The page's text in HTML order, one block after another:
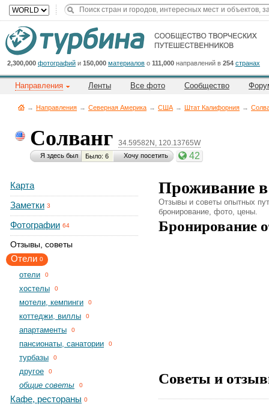
2,300,000 фотографий и 150,000 материалов о 111,000 направлений в 254 странах
Направления Ленты Все фото Сообщество
→ Направления → Северная Америка → CША → Штат Калифорния →
Солванг 34.59582N, 120.13765W
Я здесь был Было: 6 Хочу посетить 42
Карта
Заметки 3
Фотографии 64
Отзывы, советы
Отели 0
отели 0
хостелы 0
мотели, кемпинги 0
коттеджи, виллы 0
апартаменты 0
пансионаты, санатории 0
турбазы 0
другое 0
общие советы 0
Кафе, рестораны 0
Проживание
Отзывы и советы опытных
бронирование, фото, цены.
Бронирование
Советы и
Cейчас
на
сайте:
Title
Button